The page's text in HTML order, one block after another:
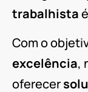
trabalhista
Com o
excelência,
oferecer